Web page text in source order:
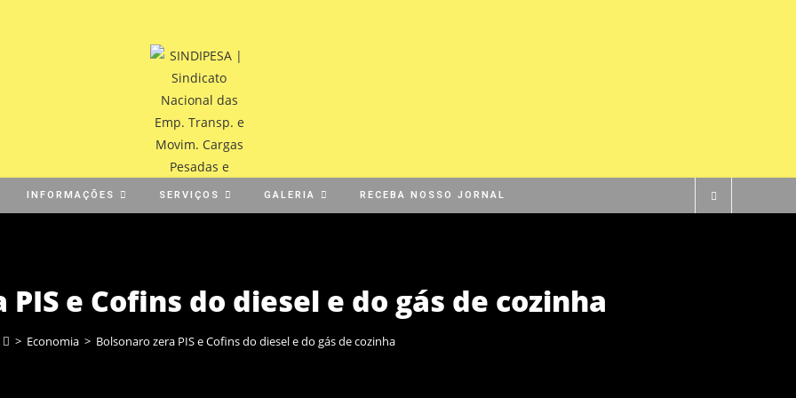
INFORMAÇÕES SERVIÇOS GALERIA RECEBA NOSSO JORNAL
e Cofins do diesel e do gás de cozinha
> Economia > Bolsonaro zera PIS e Cofins do diesel e do gás de cozinha